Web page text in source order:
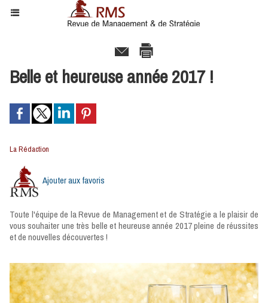
Belle et heureuse année 2017 !
La Rédaction
Ajouter aux favoris
Toute l'équipe de la Revue de Management et de Stratégie a le plaisir de
vous souhaiter une très belle et heureuse année 2017 pleine de réussites
et de nouvelles découvertes !